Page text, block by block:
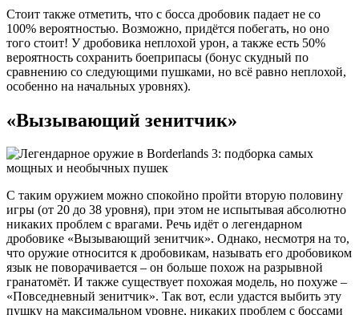
Стоит также отметить, что с босса дробовик падает не со
100% вероятностью. Возможно, придётся побегать, но оно
того стоит! У дробовика неплохой урон, а также есть 50%
вероятность сохранить боеприпасы (бонус скудный по
сравнению со следующими пушками, но всё равно неплохой,
особенно на начальных уровнях).
«Вызывающий зенитчик»
С таким оружием можно спокойно пройти вторую половину
игры (от 20 до 38 уровня), при этом не испытывая абсолютно
никаких проблем с врагами. Речь идёт о легендарном
дробовике «Вызывающий зенитчик». Однако, несмотря на то,
что оружие относится к дробовикам, называть его дробовиком
язык не поворачивается – он больше похож на разрывной
гранатомёт. И также существует похожая модель, но похуже –
«Повседневный зенитчик». Так вот, если удастся выбить эту
пушку на максимальном уровне, никаких проблем с боссами